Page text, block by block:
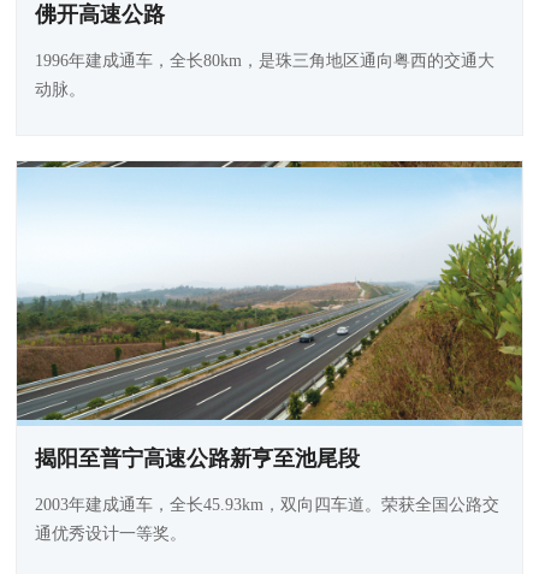
佛开高速公路
1996年建成通车，全长80km，是珠三角地区通向粤西的交通大
动脉。
揭阳至普宁高速公路新亨至池尾段
2003年建成通车，全长45.93km，双向四车道。荣获全国公路交
通优秀设计一等奖。